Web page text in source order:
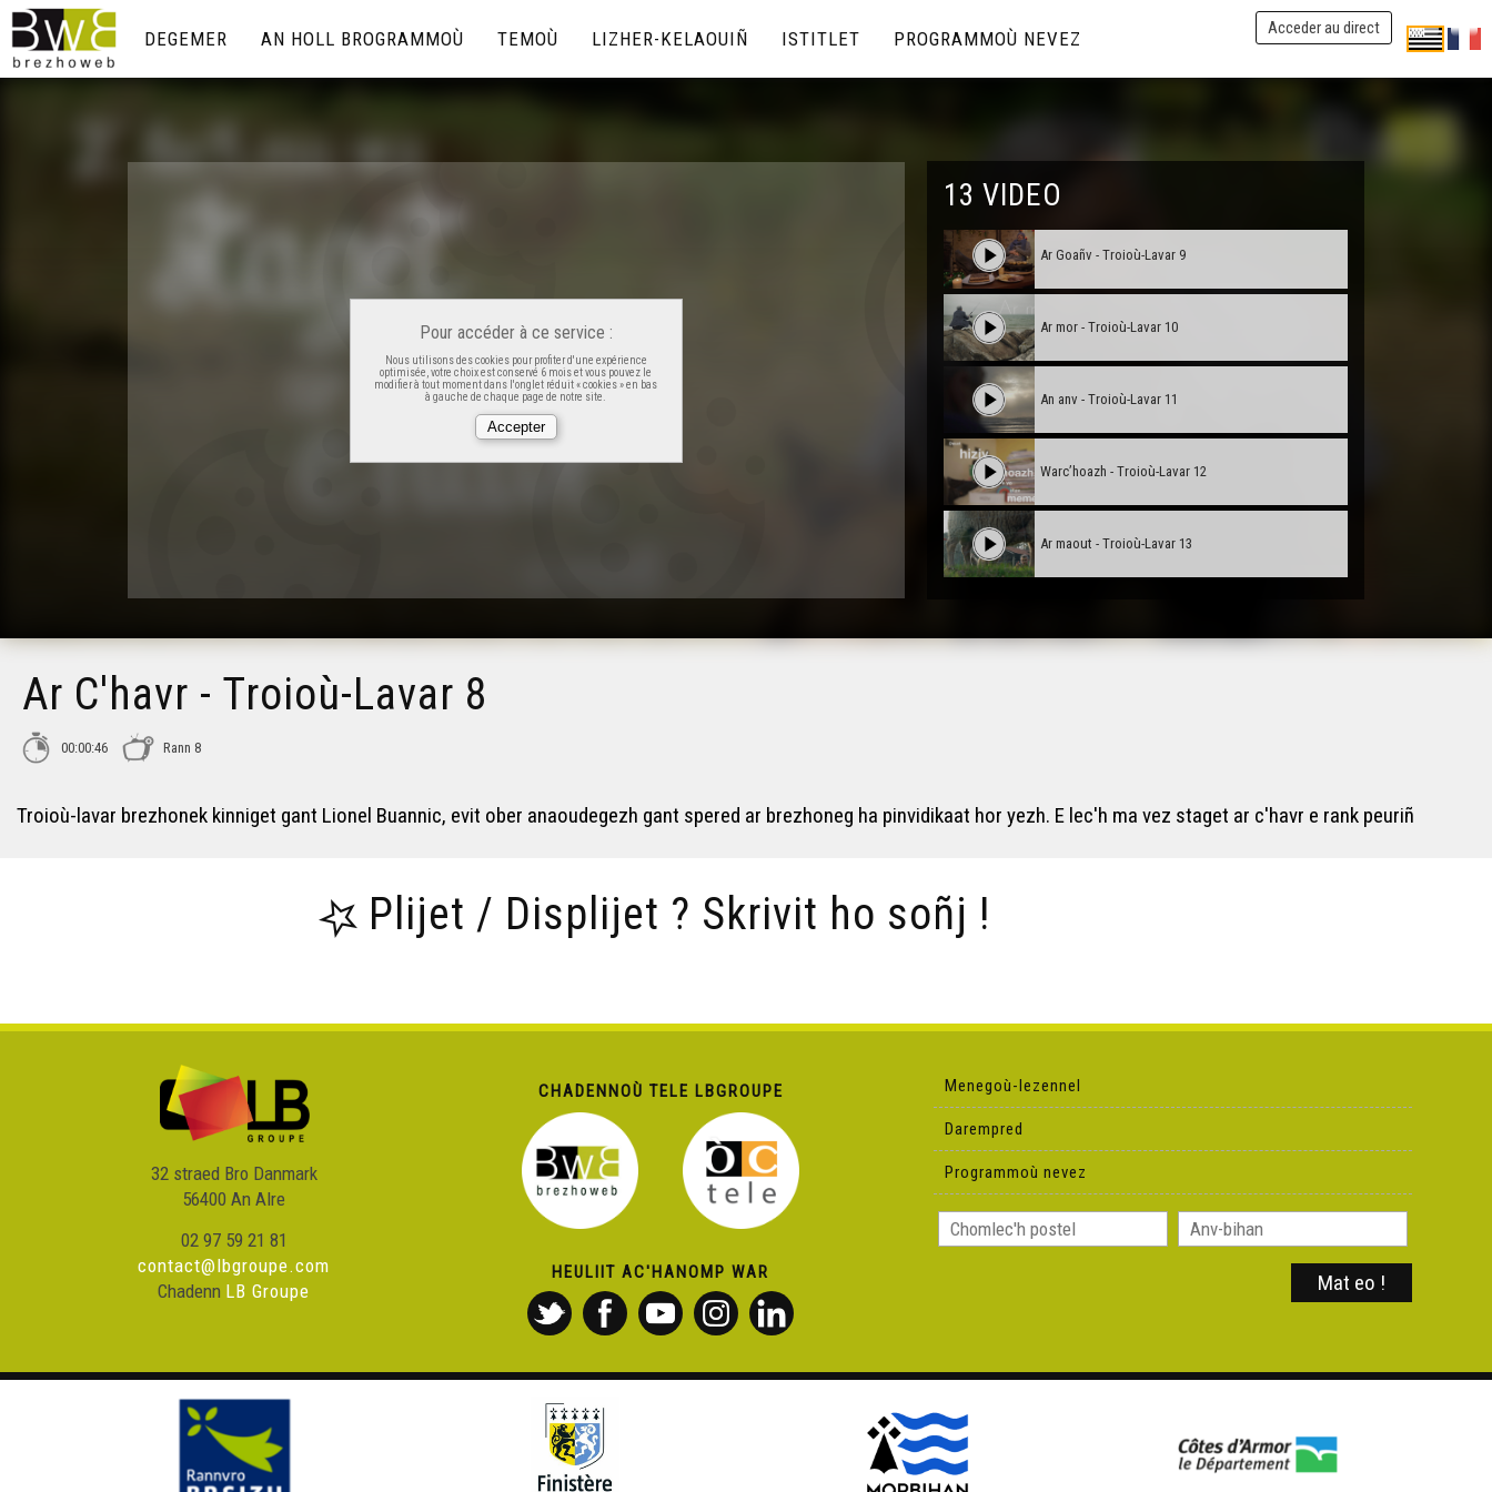
Acceder au direct
DEGEMER AN HOLL BROGRAMMOÙ TEMOÙ LIZHER-KELAOUIÑ ISTITLET PROGRAMMOÙ NEVEZ
Pour accéder à ce service :
Nous utilisons des cookies pour profiter d'une expérience
optimisée, votre choix est conservé 6 mois et vous pouvez le
modifier à tout moment dans l'onglet réduit « cookies » en bas
à gauche de chaque page de notre site.
13 VIDEO
Ar C'hi - Troioù-Lavar 6
Ar C'havr - Troioù-Lavar 8
Ar Goañv - Troioù-Lavar 9
Ar mor - Troioù-Lavar 10
An anv - Troioù-Lavar 11
Warc’hoazh - Troioù-Lavar 12
Ar maout - Troioù-Lavar 13
Ar C'havr - Troioù-Lavar 8
00:00:46 Rann 8
Troioù-lavar brezhonek kinniget gant Lionel Buannic, evit ober anaoudegezh gant spered ar brezhoneg ha pinvidikaat hor yezh. E lec'h ma vez staget ar c'havr e rank peuriñ
Plijet / Displijet ? Skrivit ho soñj !
32 straed Bro Danmark
56400 An Alre
02 97 59 21 81
contact@lbgroupe.com
Chadenn LB Groupe
CHADENNOÙ TELE LBGROUPE
HEULIIT AC'HANOMP WAR
Menegoù-lezennel
Darempred
Programmoù nevez